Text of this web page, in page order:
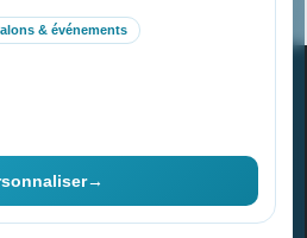
& événements
→
100% pour moi ?